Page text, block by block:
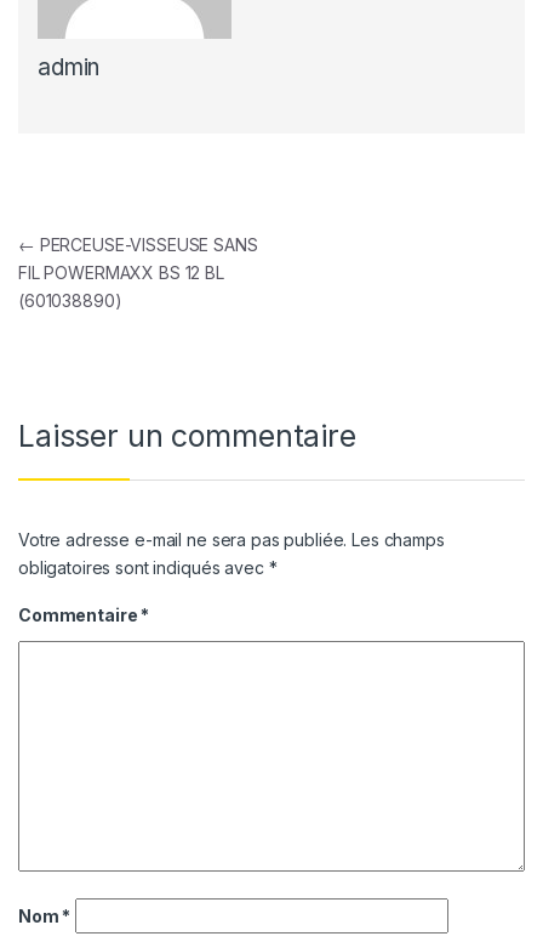
admin
Navigation de l’article
← PERCEUSE-VISSEUSE SANS
FIL POWERMAXX BS 12 BL
(601038890)
Laisser un commentaire
Votre adresse e-mail ne sera pas publiée. Les champs
obligatoires sont indiqués avec *
Commentaire *
Nom *